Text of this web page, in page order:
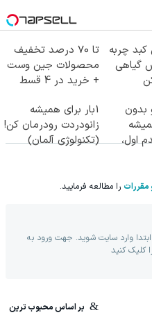
کبد چربه
گیاهی
تا 70 درصد تخفیف
محصولات جین وست
+ خرید در 4 قسط
بدون
اول،
1بار برای همیشه
زانودردت رودرمان کن!
(تکنولوژی آلمان)
مقررات را مطالعه فرمایید.
وارد سایت شوید. جهت ورود به
کلیک کنید
بر اساس محبوب ترین